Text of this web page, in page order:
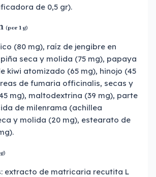
de 0,5 gr).
(por 1 g)
(80 mg), raíz de jengibre en
seca y molida (75 mg), papaya
kiwi atomizado (65 mg), hinojo (45
de fumaria officinalis, secas y
mg), maltodextrina (39 mg), parte
de milenrama (achillea
y molida (20 mg), estearato de
extracto de matricaria recutita L